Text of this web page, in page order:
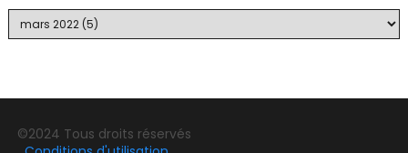
©2024 Tous droits réservés